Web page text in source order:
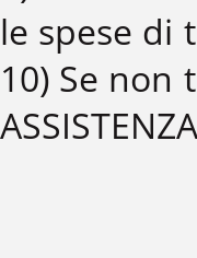
le spese di
10) Se non
ASSISTENZA